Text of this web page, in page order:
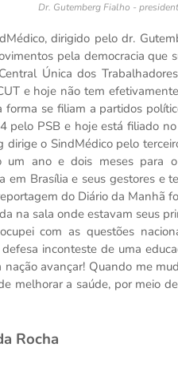
Dr. Gutemberg Fialho -
dirigido pelo dr.
pela democracia que
Única dos
e hoje não tem
se filiam a partidos
pelo PSB e hoje está filiado
dirige o SindMédico pelo
um ano e dois meses para
em Brasília e seus gestores e
do Diário da Manhã
na sala onde estavam seus
com as questões
inconteste de uma
avançar! Quando me
melhorar a saúde, por meio
Rocha